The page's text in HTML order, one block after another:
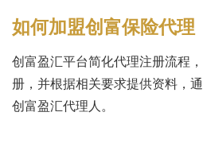
如何加盟创富保险代理
创富盈汇平台简化代理注册流程
册，并根据相关要求提供资料，
创富盈汇代理人。